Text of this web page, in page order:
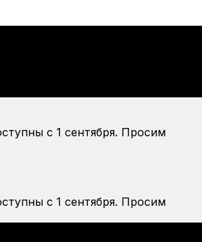
с 1 сентября. Просим
с 1 сентября. Просим